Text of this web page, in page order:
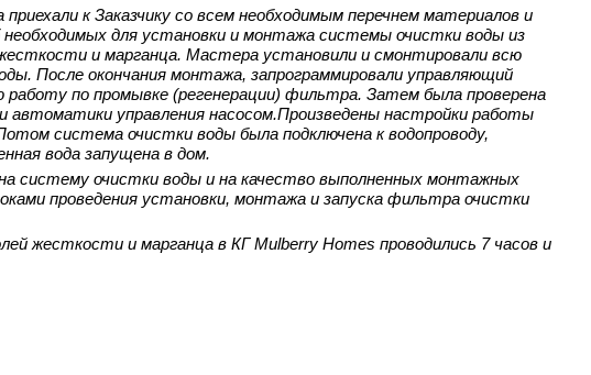
к Заказчику со всем необходимым перечнем материалов и
для установки и монтажа системы очистки воды из
и марганца. Мастера установили и смонтировали всю
После окончания монтажа, запрограммировали управляющий
по промывке (регенерации) фильтра. Затем была проверена
автоматики управления насосом.Произведены настройки работы
система очистки воды была подключена к водопроводу,
вода запущена в дом.
систему очистки воды и на качество выполненных монтажных
проведения установки, монтажа и запуска фильтра очистки
жесткости и марганца в КГ Mulberry Homes проводились 7 часов и